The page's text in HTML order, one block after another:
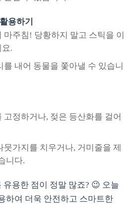
용하기
마주침! 당황하지 말고 스틱을 이
.
내어 동물을 쫓아낼 수 있습니
정하거나, 젖은 등산화를 걸어
뭇가지를 치우거나, 거미줄을 제
니다.
유용한 점이 정말 많죠? 😉 오늘
하여 더욱 안전하고 스마트한